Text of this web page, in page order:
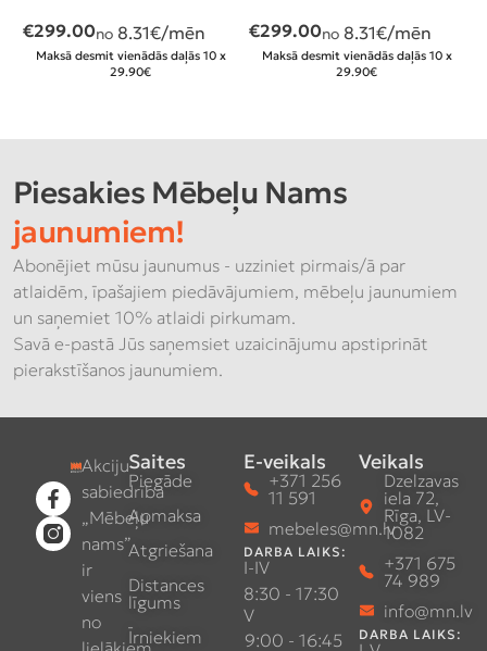
€299.00no 8.31€/mēn
Maksā desmit vienādās daļās 10 x
29.90€
€299.00no 8.31€/mēn
Maksā desmit vienādās daļās 10 x
29.90€
Piesakies Mēbeļu Nams
jaunumiem!
Abonējiet mūsu jaunumus - uzziniet pirmais/ā par
atlaidēm, īpašajiem piedāvājumiem, mēbeļu jaunumiem
un saņemiet 10% atlaidi pirkumam.
Savā e-pastā Jūs saņemsiet uzaicinājumu apstiprināt
pierakstīšanos jaunumiem.
Akciju
sabiedrība
„Mēbeļu
nams”
ir
viens
no
Saites
Piegāde
Apmaksa
Atgriešana
Distances
līgums
Īrniekiem
E-veikals
+371 256
11 591
mebeles@mn.lv
DARBA LAIKS:
I-IV
8:30 - 17:30
V
9:00 - 16:45
Veikals
Dzelzavas
iela 72,
Rīga, LV-
1082
+371 675
74 989
info@mn.lv
DARBA LAIKS: